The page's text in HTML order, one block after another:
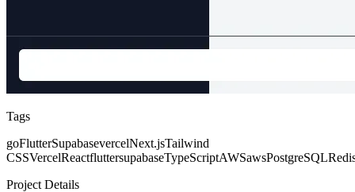
Tags
goFlutterSupabasevercelNext.jsTailwind
CSSVercelReactfluttersupabaseTypeScriptAWSawsPostgreSQL
Project Details